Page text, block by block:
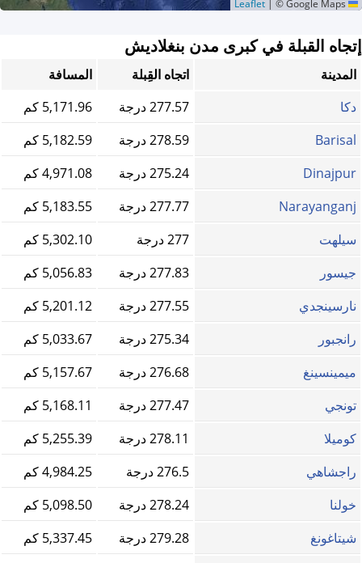
© Google Maps
إتجاه القبلة في كبرى مدن بنغلاديش
المدينة اتجاه القِبلة
المسافة
دكا
277.57 درجة
5,171.96 كم
Barisal
278.59 درجة
5,182.59 كم
Dinajpur
275.24 درجة
4,971.08 كم
Narayanganj
277.77 درجة
5,183.55 كم
سيلهت
277 درجة
5,302.10 كم
جيسور
277.83 درجة
5,056.83 كم
نارسينجدي
277.55 درجة
5,201.12 كم
رانجبور
275.34 درجة
5,033.67 كم
ميمينسينغ
276.68 درجة
5,157.67 كم
تونجي
277.47 درجة
5,168.11 كم
كوميلا
278.11 درجة
5,255.39 كم
راجشاهي
276.5 درجة
4,984.25 كم
خولنا
278.24 درجة
5,098.50 كم
شيتاغونغ
279.28 درجة
5,337.45 كم